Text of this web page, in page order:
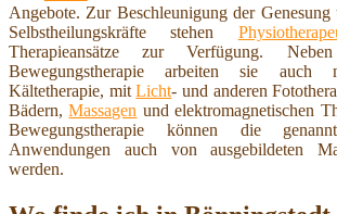
Angebote. Zur Beschleunigung der
Selbstheilungskräfte stehen
Therapieansätze zur Verfügung.
Bewegungstherapie arbeiten sie
Kältetherapie, mitLicht- und anderen
Bädern,Massagen und elektromagnetischen
Bewegungstherapie können die
Anwendungen auch von ausgebildeten
werden.